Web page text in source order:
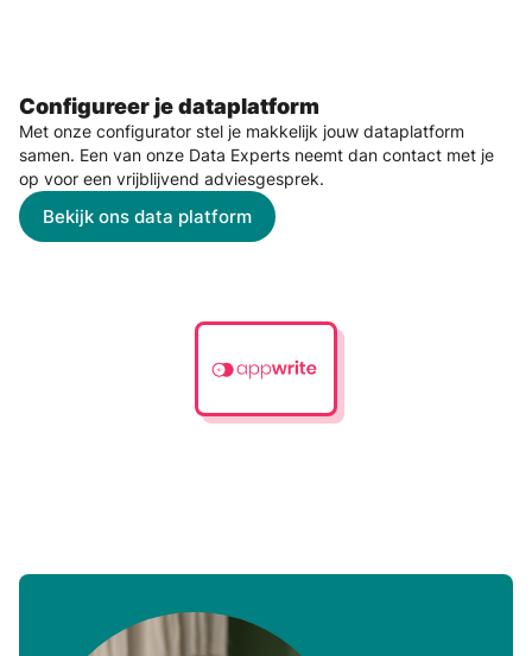
Configureer je dataplatform
Met onze configurator stel je makkelijk jouw dataplatform
samen. Een van onze Data Experts neemt dan contact met je
op voor een vrijblijvend adviesgesprek.
Bekijk ons data platform